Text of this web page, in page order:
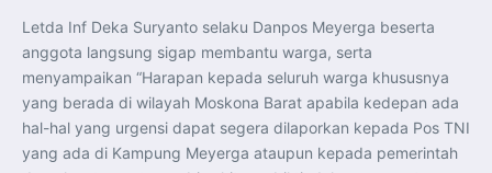
Latma ORRUDA 2026 di Vladivostok Perkuat Diplomasi
Maritim TNI AL dan Rusia
Latihan DACT di Exercise Pitch Black 2026 Tingkatkan
Kesiapan Tempur Penerbang TNI AU
Menlu Sugiono: “Kekuatan Ekonomi ASEAN-RRT Harus
Menjadi Penopang Stabilitas Kawasan”
ASEAN dan Amerika Serikat Perkuat Kemitraan untuk
Jaga Stabilitas Kawasan dan Dorong Pertumbuhan
Ekonomi
Presiden Prabowo Terima Direktur FBI, Indonesia dan AS
Letda Inf Deka Suryanto selaku Danpos Meyerga beserta
anggota langsung sigap membantu warga, serta
menyampaikan “Harapan kepada seluruh warga khususnya
yang berada di wilayah Moskona Barat apabila kedepan ada
hal-hal yang urgensi dapat segera dilaporkan kepada Pos TNI
yang ada di Kampung Meyerga ataupun kepada pemerintah